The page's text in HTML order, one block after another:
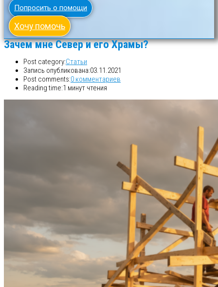
Попросить о помощи
Хочу помочь
Зачем мне Север и его Храмы?
Post category:Статьи
Запись опубликована:03.11.2021
Post comments:0 комментариев
Reading time:1 минут чтения